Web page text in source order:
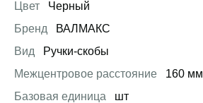
Цвет
Черный
Бренд
ВАЛМАКС
Вид
Ручки-скобы
Межцентровое расстояние
160 мм
Базовая единица
шт